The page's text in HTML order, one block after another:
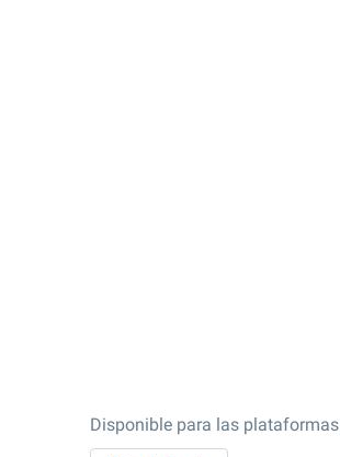
Disponible para las plataformas